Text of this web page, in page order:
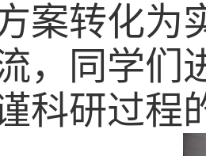
案转化为
，同学们
科研过程